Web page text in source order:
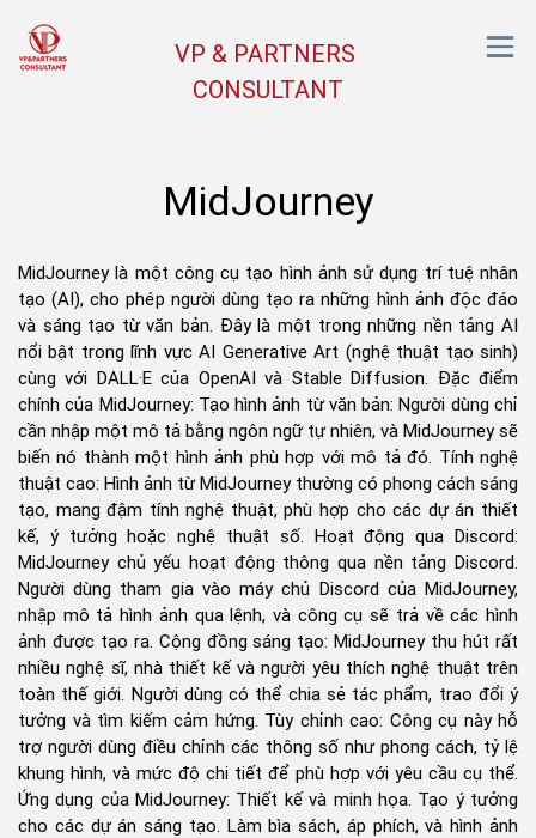
VP & PARTNERS
CONSULTANT
MidJourney
MidJourney là một công cụ tạo hình ảnh sử dụng trí tuệ nhân
tạo (AI), cho phép người dùng tạo ra những hình ảnh độc đáo
và sáng tạo từ văn bản. Đây là một trong những nền tảng AI
nổi bật trong lĩnh vực AI Generative Art (nghệ thuật tạo sinh)
cùng với DALL·E của OpenAI và Stable Diffusion. Đặc điểm
chính của MidJourney: Tạo hình ảnh từ văn bản: Người dùng chỉ
cần nhập một mô tả bằng ngôn ngữ tự nhiên, và MidJourney sẽ
biến nó thành một hình ảnh phù hợp với mô tả đó. Tính nghệ
thuật cao: Hình ảnh từ MidJourney thường có phong cách sáng
tạo, mang đậm tính nghệ thuật, phù hợp cho các dự án thiết
kế, ý tưởng hoặc nghệ thuật số. Hoạt động qua Discord:
MidJourney chủ yếu hoạt động thông qua nền tảng Discord.
Người dùng tham gia vào máy chủ Discord của MidJourney,
nhập mô tả hình ảnh qua lệnh, và công cụ sẽ trả về các hình
ảnh được tạo ra. Cộng đồng sáng tạo: MidJourney thu hút rất
nhiều nghệ sĩ, nhà thiết kế và người yêu thích nghệ thuật trên
toàn thế giới. Người dùng có thể chia sẻ tác phẩm, trao đổi ý
tưởng và tìm kiếm cảm hứng. Tùy chỉnh cao: Công cụ này hỗ
trợ người dùng điều chỉnh các thông số như phong cách, tỷ lệ
khung hình, và mức độ chi tiết để phù hợp với yêu cầu cụ thể.
Ứng dụng của MidJourney: Thiết kế và minh họa. Tạo ý tưởng
cho các dự án sáng tạo. Làm bìa sách, áp phích, và hình ảnh